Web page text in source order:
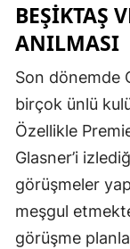
BEŞIKTAŞ
ANILMASI
Son dönemde
birçok ünlü
Özellikle
Glasner’i
görüşmeler
meşgul
görüşme